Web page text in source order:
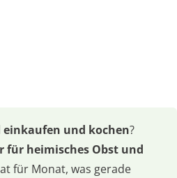
einkaufen und kochen?
für heimisches Obst und
für Monat, was gerade